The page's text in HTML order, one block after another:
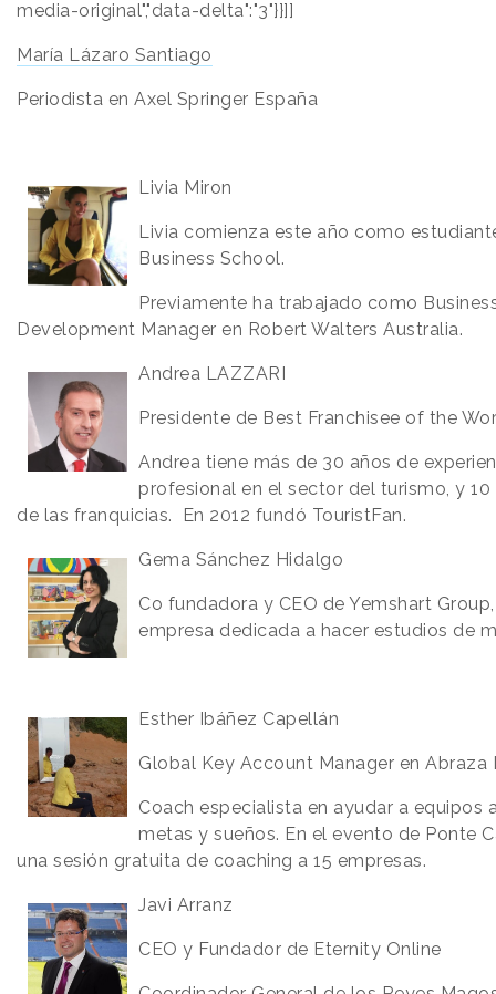
media-original","data-delta":"3"}}]]
María Lázaro Santiago
Periodista en Axel Springer España
Livia Miron
Livia comienza este año como
Business School.
Previamente ha trabajado como
Development Manager en Robert Walters Australia.
Andrea LAZZARI
Presidente de Best Franchisee of the
Andrea tiene más de 30 años de
profesional en el sector del turismo, y
de las franquicias. En 2012 fundó TouristFan.
Gema Sánchez Hidalgo
Co fundadora y CEO de Yemshart
empresa dedicada a hacer estudios de
Esther Ibáñez Capellán
Global Key Account Manager en Abraza
Coach especialista en ayudar a equipos
metas y sueños. En el evento de Ponte
una sesión gratuita de coaching a 15 empresas.
Javi Arranz
CEO y Fundador de Eternity Online